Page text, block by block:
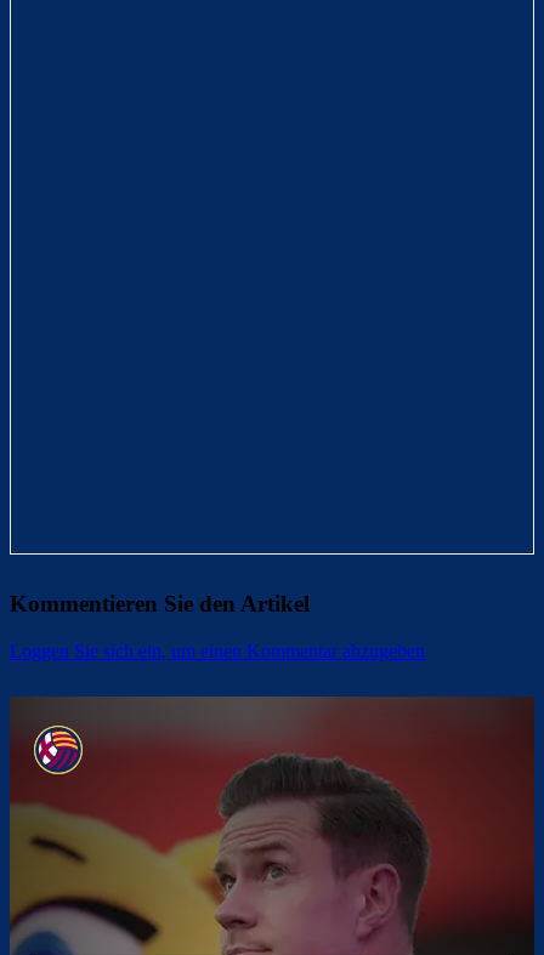
Kommentieren Sie den Artikel
Loggen Sie sich ein, um einen Kommentar abzugeben